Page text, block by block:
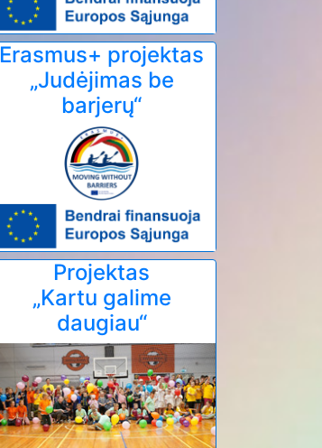
Erasmus+ projektas
„Judėjimas be
barjerų“
Projektas
„Kartu galime
daugiau“